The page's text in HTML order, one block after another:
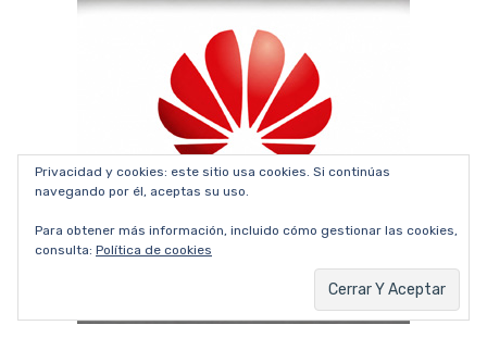
Privacidad y cookies: este sitio usa cookies. Si continúas
navegando por él, aceptas su uso.
Para obtener más información, incluido cómo gestionar las cookies,
consulta: Política de cookies